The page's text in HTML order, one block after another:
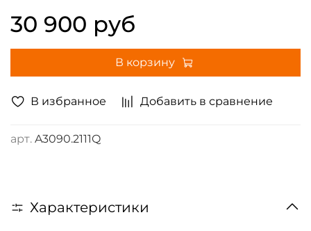
В избранное Добавить в сравнение
арт. A3090.2111Q
30 900 руб
В корзину
Характеристики